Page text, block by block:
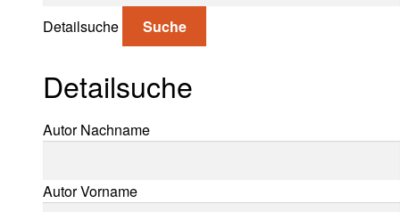
Detailsuche Suche
Detailsuche
Suche nach:
Autor Nachname
Autor Vorname